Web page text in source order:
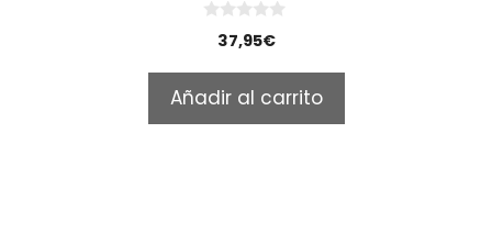
o
f
5
37,95€
Añadir al carrito